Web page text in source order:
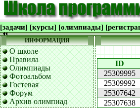
[задачи] [курсы] [олимпиады]
ИНФОРМАЦИЯ
О школе
Правила
Олимпиады
Фотоальбом
Гостевая
Форум
Архив олимпиад
ID
25309995
25309992
25307642
25307638